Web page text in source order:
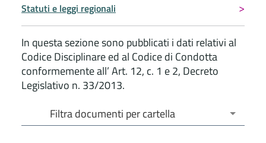
Statuti e leggi regionali
In questa sezione sono pubblicati i dati relativi al
Codice Disciplinare ed al Codice di Condotta
conformemente all’ Art. 12, c. 1 e 2, Decreto
Legislativo n. 33/2013.
Filtra documenti per cartella
Filtra documenti per cartella